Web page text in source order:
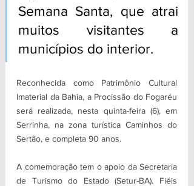
Semana Santa, que atrai
muitos visitantes a
municípios do interior.
Reconhecida como Patrimônio Cultural
Imaterial da Bahia, a Procissão do Fogaréu
será realizada, nesta quinta-feira (6), em
Serrinha, na zona turística Caminhos do
Sertão, e completa 90 anos.
A comemoração tem o apoio da Secretaria
de Turismo do Estado (Setur-BA). Fiéis